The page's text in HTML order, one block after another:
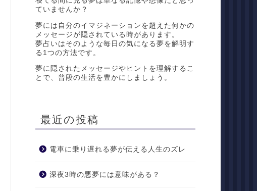
ていませんか？
夢には自分のイマジネーションを超えた何かの
メッセージが隠されている時があります。
夢占いはそのような毎日の気になる夢を解明す
る1つの方法です。
夢に隠されたメッセージやヒントを理解するこ
とで、普段の生活を豊かにしましょう。
最近の投稿
電車に乗り遅れる夢が伝える人生のズレ
深夜3時の悪夢には意味がある？